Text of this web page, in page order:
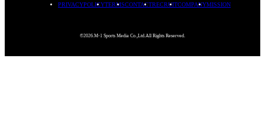
PRIVACYPOLICYTERMSCONTACTRECRUITCOMPANYMISSION
©2026.M-1 Sports Media Co.,Ltd.All Rights Reserved.